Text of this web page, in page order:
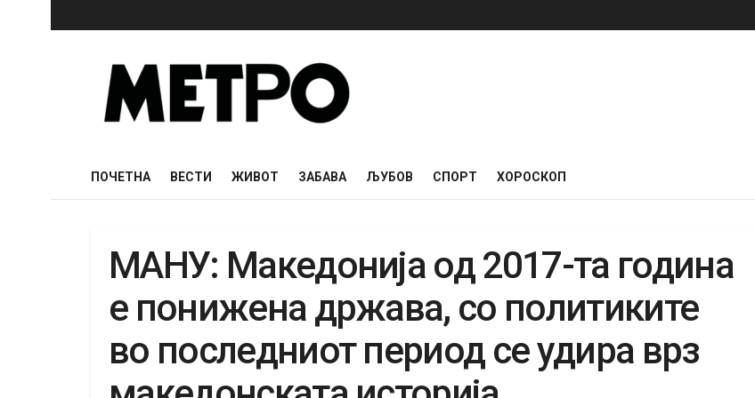
ПОЧЕТНА ВЕСТИ ЖИВОТ ЗАБАВА ЉУБОВ СПОРТ ХОРОСКОП
МАНУ: Македонија од 2017-та година
е понижена држава, со политиките
во последниот период се удира врз